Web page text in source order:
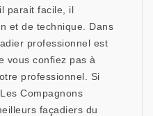
parait facile, il
et de technique. Dans
professionnel est
vous confiez pas à
professionnel. Si
Compagnons
façadiers du